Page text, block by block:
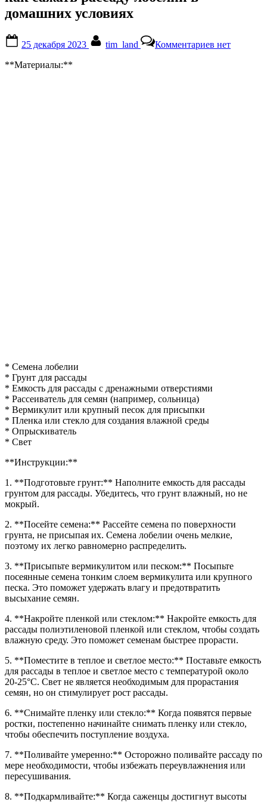
домашних условиях
on
25 декабря 2023 tim_land Комментариевзаписи
нет
**Материалы:**
* Семена лобелии
* Грунт для рассады
* Емкость для рассады с дренажными отверстиями
* Рассеиватель для семян (например, сольница)
* Вермикулит или крупный песок для присыпки
* Пленка или стекло для создания влажной среды
* Опрыскиватель
* Свет
**Инструкции:**
1. **Подготовьте грунт:** Наполните емкость для рассады
грунтом для рассады. Убедитесь, что грунт влажный, но не
мокрый.
2. **Посейте семена:** Рассейте семена по поверхности
грунта, не присыпая их. Семена лобелии очень мелкие,
поэтому их легко равномерно распределить.
3. **Присыпьте вермикулитом или песком:** Посыпьте
посеянные семена тонким слоем вермикулита или крупного
песка. Это поможет удержать влагу и предотвратить
высыхание семян.
4. **Накройте пленкой или стеклом:** Накройте емкость для
рассады полиэтиленовой пленкой или стеклом, чтобы создать
влажную среду. Это поможет семенам быстрее прорасти.
5. **Поместите в теплое и светлое место:** Поставьте емкость
для рассады в теплое и светлое место с температурой около
20-25°C. Свет не является необходимым для прорастания
семян, но он стимулирует рост рассады.
6. **Снимайте пленку или стекло:** Когда появятся первые
ростки, постепенно начинайте снимать пленку или стекло,
чтобы обеспечить поступление воздуха.
7. **Поливайте умеренно:** Осторожно поливайте рассаду по
мере необходимости, чтобы избежать переувлажнения или
пересушивания.
8. **Подкармливайте:** Когда саженцы достигнут высоты